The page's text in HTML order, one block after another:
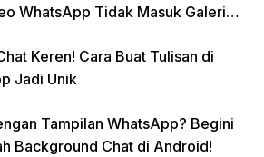
WhatsApp Tidak Masuk Galeri
Keren! Cara Buat Tulisan di
Jadi Unik
Tampilan WhatsApp? Begini
Background Chat di Android!